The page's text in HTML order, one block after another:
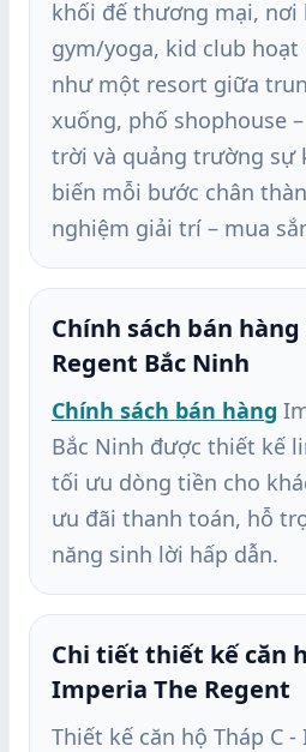
khối đế thương mại, nơi
gym/yoga, kid club hoạt
như một resort giữa
xuống, phố shophouse
trời và quảng trường sự
biến mỗi bước chân
nghiệm giải trí – mua
Chính sách bán
Regent Bắc Ninh
Chính sách bán hàng
Bắc Ninh được thiết kế
tối ưu dòng tiền cho
ưu đãi thanh toán, hỗ
năng sinh lời hấp dẫn.
Chi tiết thiết kế căn
Imperia The Regent
Thiết kế căn hộ Tháp C